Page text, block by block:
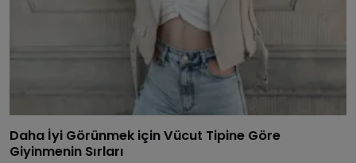
Daha İyi Görünmek için Vücut Tipine Göre
Giyinmenin Sırları